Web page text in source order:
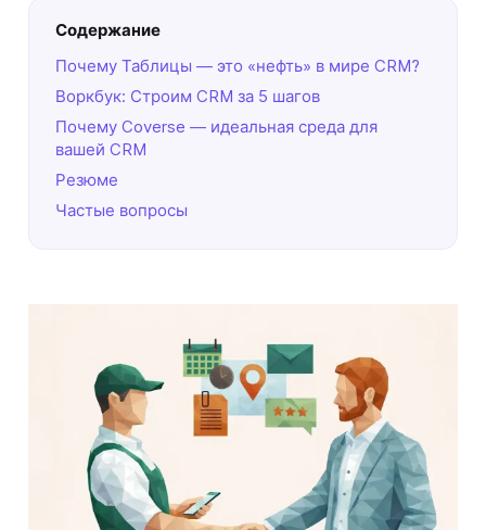
Содержание
Почему Таблицы — это «нефть» в мире CRM?
Воркбук: Строим CRM за 5 шагов
Почему Coverse — идеальная среда для
вашей CRM
Резюме
Частые вопросы